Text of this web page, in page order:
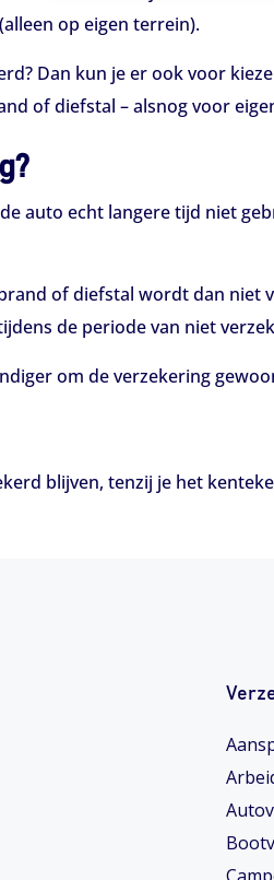
op eigen terrein).
Dan kun je er ook voor
of diefstal – alsnog voor
auto echt langere tijd niet
of diefstal wordt dan niet
de periode van niet
om de verzekering
blijven, tenzij je het